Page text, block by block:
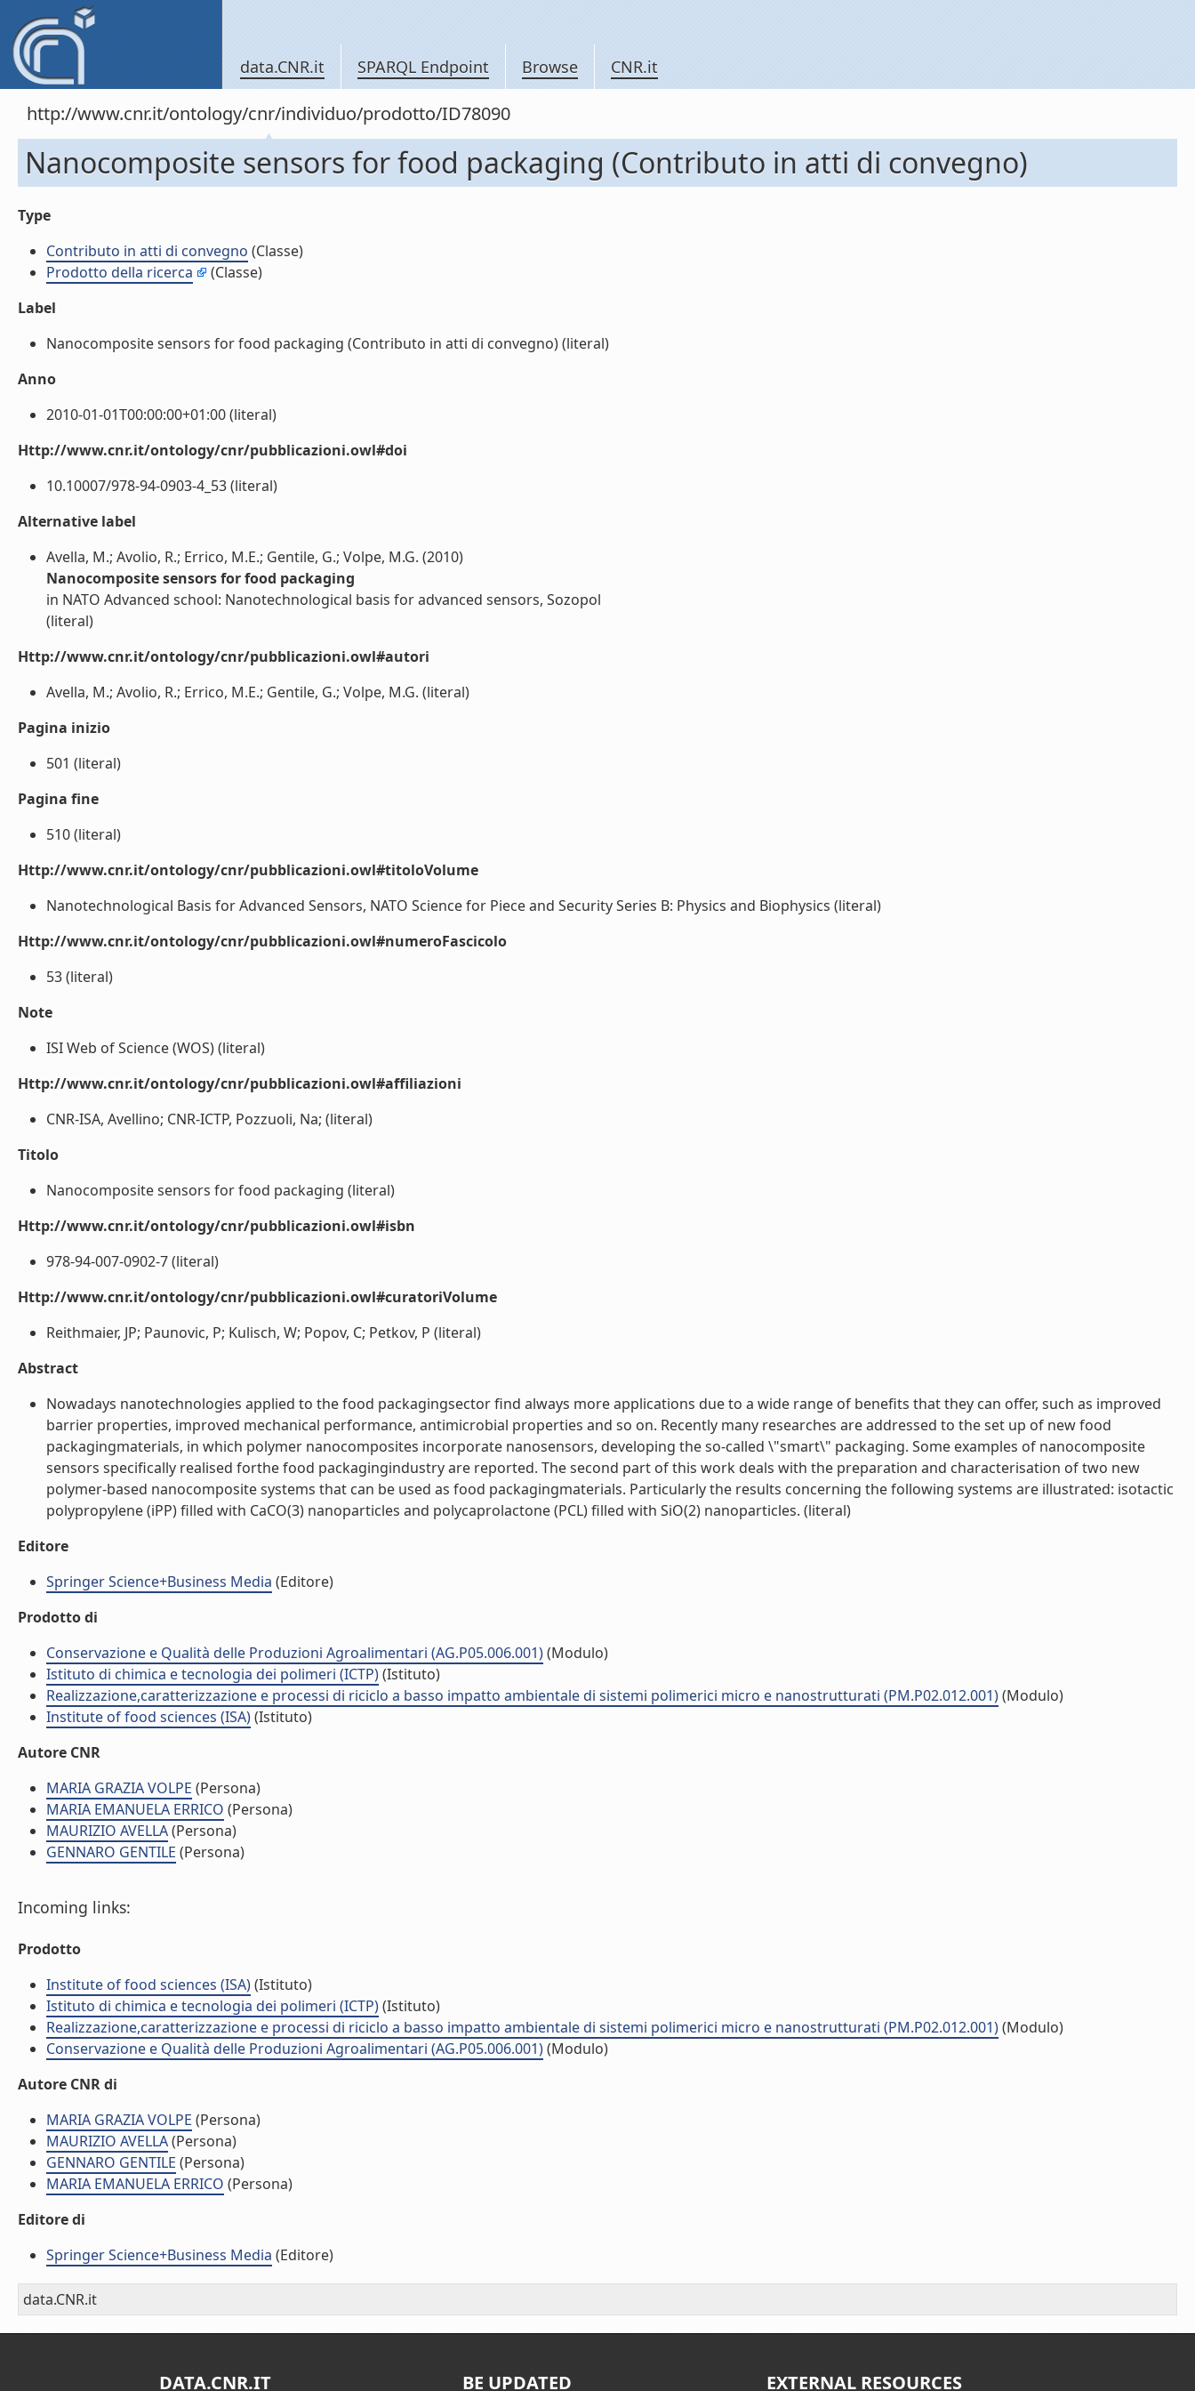
data.CNR.it SPARQL Endpoint Browse CNR.it
http://www.cnr.it/ontology/cnr/individuo/prodotto/ID78090
Nanocomposite sensors for food packaging (Contributo in atti di convegno)
Type
Contributo in atti di convegno (Classe)
Prodotto della ricerca
(Classe)
Label
Nanocomposite sensors for food packaging (Contributo in atti di convegno) (literal)
Anno
2010-01-01T00:00:00+01:00 (literal)
Http://www.cnr.it/ontology/cnr/pubblicazioni.owl#doi
10.10007/978-94-0903-4_53 (literal)
Alternative label
Avella, M.; Avolio, R.; Errico, M.E.; Gentile, G.; Volpe, M.G. (2010)
Nanocomposite sensors for food packaging
in NATO Advanced school: Nanotechnological basis for advanced sensors, Sozopol
(literal)
Http://www.cnr.it/ontology/cnr/pubblicazioni.owl#autori
Avella, M.; Avolio, R.; Errico, M.E.; Gentile, G.; Volpe, M.G. (literal)
Pagina inizio
501 (literal)
Pagina fine
510 (literal)
Http://www.cnr.it/ontology/cnr/pubblicazioni.owl#titoloVolume
Nanotechnological Basis for Advanced Sensors, NATO Science for Piece and Security Series B: Physics and Biophysics (literal)
Http://www.cnr.it/ontology/cnr/pubblicazioni.owl#numeroFascicolo
53 (literal)
Note
ISI Web of Science (WOS) (literal)
Http://www.cnr.it/ontology/cnr/pubblicazioni.owl#affiliazioni
CNR-ISA, Avellino; CNR-ICTP, Pozzuoli, Na; (literal)
Titolo
Nanocomposite sensors for food packaging (literal)
Http://www.cnr.it/ontology/cnr/pubblicazioni.owl#isbn
978-94-007-0902-7 (literal)
Http://www.cnr.it/ontology/cnr/pubblicazioni.owl#curatoriVolume
Reithmaier, JP; Paunovic, P; Kulisch, W; Popov, C; Petkov, P (literal)
Abstract
Nowadays nanotechnologies applied to the food packagingsector find always more applications due to a wide range of benefits that they can offer, such as improved
barrier properties, improved mechanical performance, antimicrobial properties and so on. Recently many researches are addressed to the set up of new food
packagingmaterials, in which polymer nanocomposites incorporate nanosensors, developing the so-called \"smart\" packaging. Some examples of nanocomposite
sensors specifically realised forthe food packagingindustry are reported. The second part of this work deals with the preparation and characterisation of two new
polymer-based nanocomposite systems that can be used as food packagingmaterials. Particularly the results concerning the following systems are illustrated: isotactic
polypropylene (iPP) filled with CaCO(3) nanoparticles and polycaprolactone (PCL) filled with SiO(2) nanoparticles. (literal)
Editore
Springer Science+Business Media (Editore)
Prodotto di
Conservazione e Qualità delle Produzioni Agroalimentari (AG.P05.006.001)(Modulo)
Istituto di chimica e tecnologia dei polimeri (ICTP)(Istituto)
Realizzazione,caratterizzazione e processi di riciclo a basso impatto ambientale di sistemi polimerici micro e nanostrutturati (PM.P02.012.001)(Modulo)
Institute of food sciences (ISA)(Istituto)
Autore CNR
MARIA GRAZIA VOLPE (Persona)
MARIA EMANUELA ERRICO (Persona)
MAURIZIO AVELLA(Persona)
GENNARO GENTILE (Persona)
Incoming links:
Prodotto
Institute of food sciences (ISA)(Istituto)
Istituto di chimica e tecnologia dei polimeri (ICTP)(Istituto)
Realizzazione,caratterizzazione e processi di riciclo a basso impatto ambientale di sistemi polimerici micro e nanostrutturati (PM.P02.012.001)(Modulo)
Conservazione e Qualità delle Produzioni Agroalimentari (AG.P05.006.001)(Modulo)
Autore CNR di
MARIA GRAZIA VOLPE (Persona)
MAURIZIO AVELLA(Persona)
GENNARO GENTILE (Persona)
MARIA EMANUELA ERRICO (Persona)
Editore di
Springer Science+Business Media (Editore)
data.CNR.it
DATA.CNR.IT BE UPDATED EXTERNAL RESOURCES